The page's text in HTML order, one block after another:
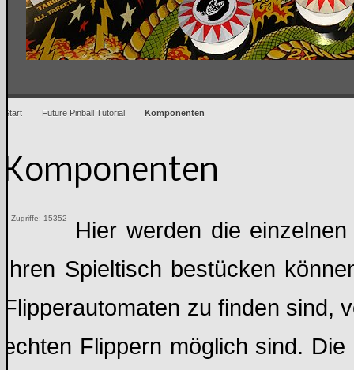
Start Future Pinball Tutorial Komponenten
Komponenten
Zugriffe: 15352
Hier werden die
Ihren Spieltisch bestücken
Flipperautomaten zu finden sind,
echten Flippern möglich sind.